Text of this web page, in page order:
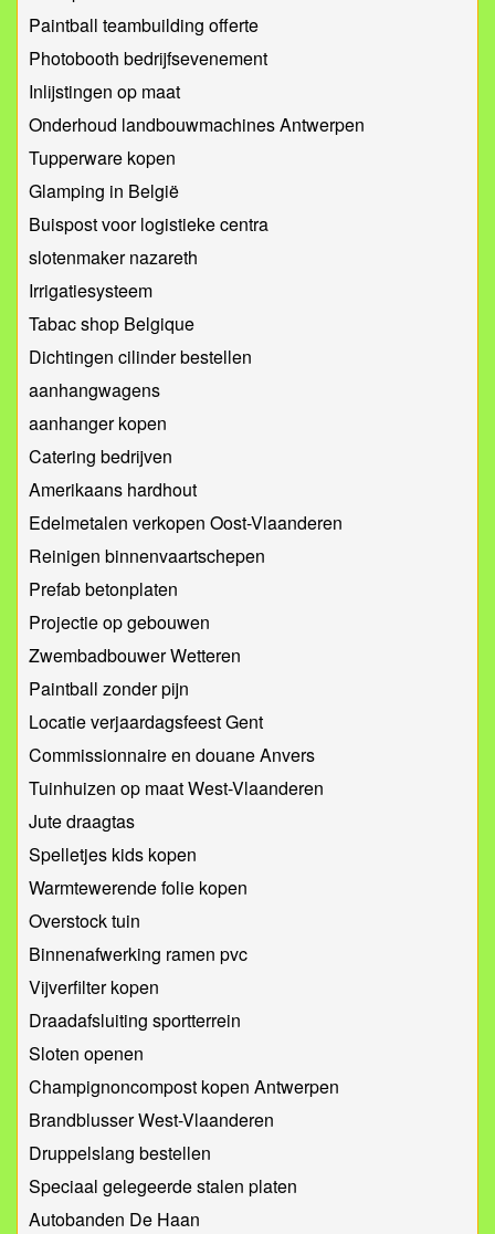
Paintball teambuilding offerte
Photobooth bedrijfsevenement
Inlijstingen op maat
Onderhoud landbouwmachines Antwerpen
Tupperware kopen
Glamping in België
Buispost voor logistieke centra
slotenmaker nazareth
Irrigatiesysteem
Tabac shop Belgique
Dichtingen cilinder bestellen
aanhangwagens
aanhanger kopen
Catering bedrijven
Amerikaans hardhout
Edelmetalen verkopen Oost-Vlaanderen
Reinigen binnenvaartschepen
Prefab betonplaten
Projectie op gebouwen
Zwembadbouwer Wetteren
Paintball zonder pijn
Locatie verjaardagsfeest Gent
Commissionnaire en douane Anvers
Tuinhuizen op maat West-Vlaanderen
Jute draagtas
Spelletjes kids kopen
Warmtewerende folie kopen
Overstock tuin
Binnenafwerking ramen pvc
Vijverfilter kopen
Draadafsluiting sportterrein
Sloten openen
Champignoncompost kopen Antwerpen
Brandblusser West-Vlaanderen
Druppelslang bestellen
Speciaal gelegeerde stalen platen
Autobanden De Haan